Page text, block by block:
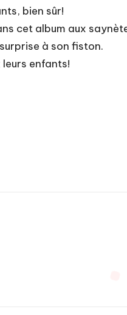
bien sûr!
cet album aux
à son fiston.
enfants!